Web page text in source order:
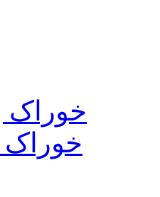
خوراک
خوراک